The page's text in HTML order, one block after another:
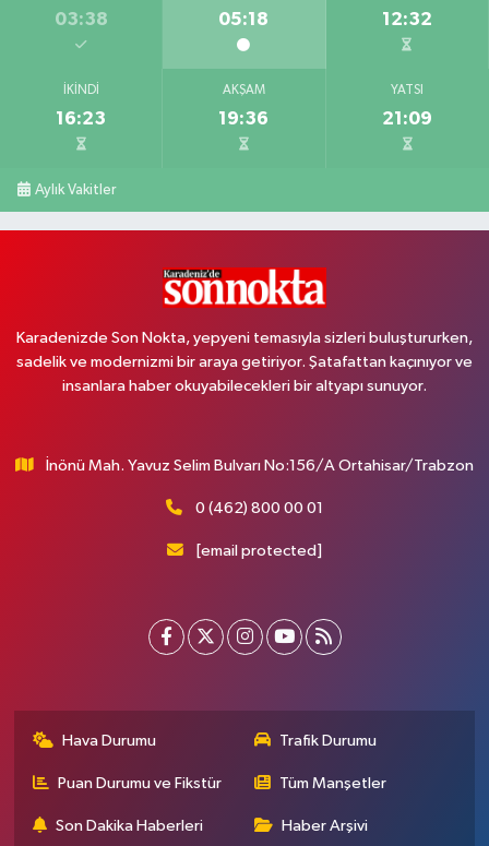
03:38 05:18 12:32
İKINDI
16:23
AKŞAM
19:36
YATSI
21:09
Aylık Vakitler
Karadenizde Son Nokta, yepyeni temasıyla sizleri buluştururken,
sadelik ve modernizmi bir araya getiriyor. Şatafattan kaçınıyor ve
insanlara haber okuyabilecekleri bir altyapı sunuyor.
İnönü Mah. Yavuz Selim Bulvarı No:156/A Ortahisar/Trabzon
0 (462) 800 00 01
[email protected]
Hava Durumu Trafik Durumu
Puan Durumu ve Fikstür Tüm Manşetler
Son Dakika Haberleri Haber Arşivi